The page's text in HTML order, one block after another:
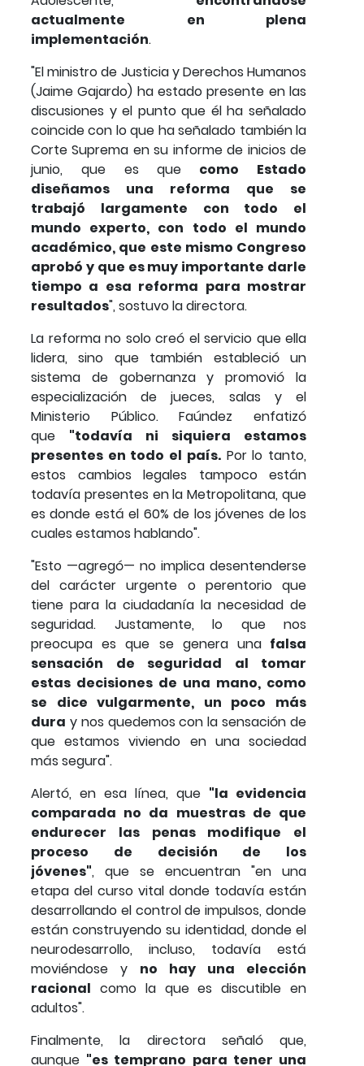
actualmente en plena
implementación.
"El ministro de Justicia y Derechos Humanos
(Jaime Gajardo) ha estado presente en las
discusiones y el punto que él ha señalado
coincide con lo que ha señalado también la
Corte Suprema en su informe de inicios de
junio, que es que como Estado
diseñamos una reforma que se
trabajó largamente con todo el
mundo experto, con todo el mundo
académico, que este mismo Congreso
aprobó y que es muy importante darle
tiempo a esa reforma para mostrar
resultados", sostuvo la directora.
La reforma no solo creó el servicio que ella
lidera, sino que también estableció un
sistema de gobernanza y promovió la
especialización de jueces, salas y el
Ministerio Público. Faúndez enfatizó
que "todavía ni siquiera estamos
presentes en todo el país.Por lo tanto,
estos cambios legales tampoco están
todavía presentes en la Metropolitana, que
es donde está el 60% de los jóvenes de los
cuales estamos hablando".
"Esto —agregó— no implica desentenderse
del carácter urgente o perentorio que
tiene para la ciudadanía la necesidad de
seguridad. Justamente, lo que nos
preocupa es que se genera unafalsa
sensación de seguridad al tomar
estas decisiones de una mano, como
se dice vulgarmente, un poco más
dura y nos quedemos con la sensación de
que estamos viviendo en una sociedad
más segura".
Alertó, en esa línea, que "la evidencia
comparada no da muestras de que
endurecer las penas modifique el
proceso de decisión de los
jóvenes", que se encuentran "en una
etapa del curso vital donde todavía están
desarrollando el control de impulsos, donde
están construyendo su identidad, donde el
neurodesarrollo, incluso, todavía está
moviéndose y no hay una elección
racional como la que es discutible en
adultos".
Finalmente, la directora señaló que,
aunque "es temprano para tener una